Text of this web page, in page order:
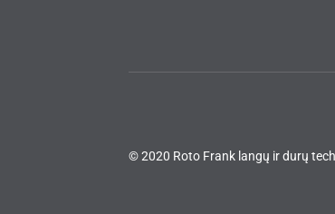
© 2020 Roto Frank langų ir durų